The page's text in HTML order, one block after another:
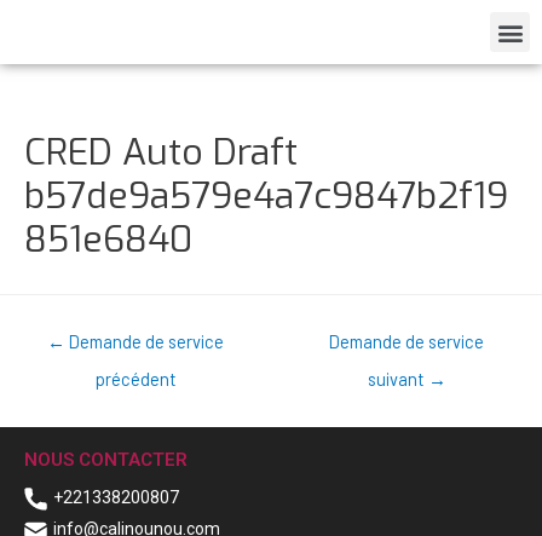
CRED Auto Draft
b57de9a579e4a7c9847b2f19
851e6840
← Demande de service
précédent
Demande de service
suivant →
NOUS CONTACTER
+221338200807
info@calinounou.com